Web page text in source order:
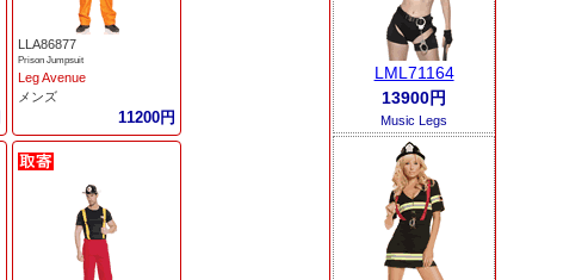
LLA86877
Prison Jumpsuit
Leg Avenue
メンズ
11200円
LML71164
13900円
Music Legs